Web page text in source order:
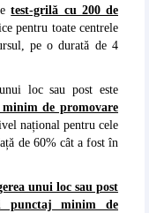
test-grilă cu 200 de
pentru toate centrele
pe o durată de 4
loc sau post este
de promovare
național pentru cele
de 60% cât a fost în
unui loc sau post
punctaj minim de